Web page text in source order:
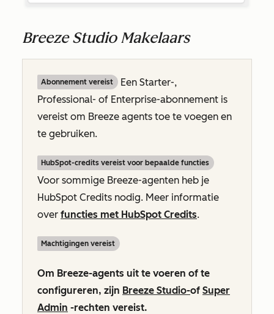
Breeze Studio Makelaars
Abonnement vereist Een Starter-,
Professional- of Enterprise-abonnement is
vereist om Breeze agents toe te voegen en
te gebruiken.
HubSpot-credits vereist voor bepaalde functies
Voor sommige Breeze-agenten heb je
HubSpot Credits nodig. Meer informatie
over functies met HubSpot Credits.
Machtigingen vereist
Om Breeze-agents uit te voeren of te
configureren, zijn Breeze Studio-of Super
Admin -rechten vereist.